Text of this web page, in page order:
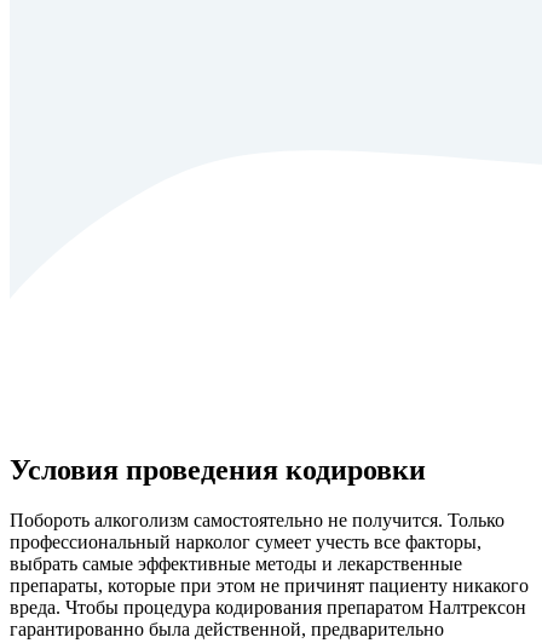
Условия проведения кодировки
Побороть алкоголизм самостоятельно не получится. Только
профессиональный нарколог сумеет учесть все факторы,
выбрать самые эффективные методы и лекарственные
препараты, которые при этом не причинят пациенту никакого
вреда. Чтобы процедура кодирования препаратом Налтрексон
гарантированно была действенной, предварительно